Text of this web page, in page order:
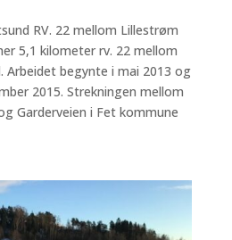
RV. 22 mellom Lillestrøm
5,1 kilometer rv. 22 mellom
Arbeidet begynte i mai 2013 og
2015. Strekningen mellom
Garderveien i Fet kommune